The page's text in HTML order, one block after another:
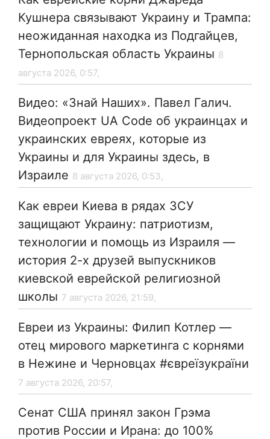
Кушнера связывают Украину и Трампа:
неожиданная находка из Подгайцев,
Тернопольская область Украины 8
августа 2026, 0:57,
Видео: «Знай Наших». Павел Галич.
Видеопроект UA Code об украинцах и
украинских евреях, которые из
Украины и для Украины здесь, в
Израиле 8 августа 2026, 0:53,
Как евреи Киева в рядах ЗСУ
защищают Украину: патриотизм,
технологии и помощь из Израиля —
история 2-х друзей выпускников
киевской еврейской религиозной
школы 7 августа 2026, 21:59,
Евреи из Украины: Филип Котлер —
отец мирового маркетинга с корнями
в Нежине и Черновцах #євреїзукраїни
7 августа 2026, 20:57,
Сенат США принял закон Грэма
против России и Ирана: до 100%